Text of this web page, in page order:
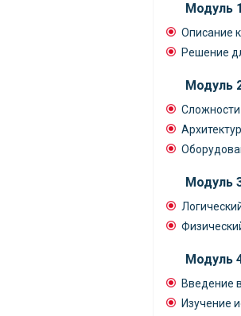
Модуль
Описание
Решение
Модуль
Модуль
Модуль
Введение
Изучение